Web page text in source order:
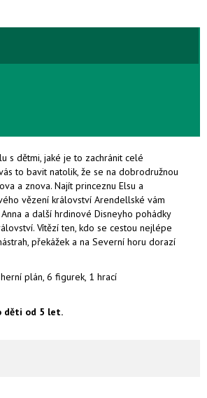
s dětmi, jaké je to zachránit celé
to bavit natolik, že se na dobrodružnou
a znova. Najít princeznu Elsu a
vězení království Arendellské vám
a další hrdinové Disneyho pohádky
Vítězí ten, kdo se cestou nejlépe
překážek a na Severní horu dorazí
plán, 6 figurek, 1 hrací
děti od 5 let.